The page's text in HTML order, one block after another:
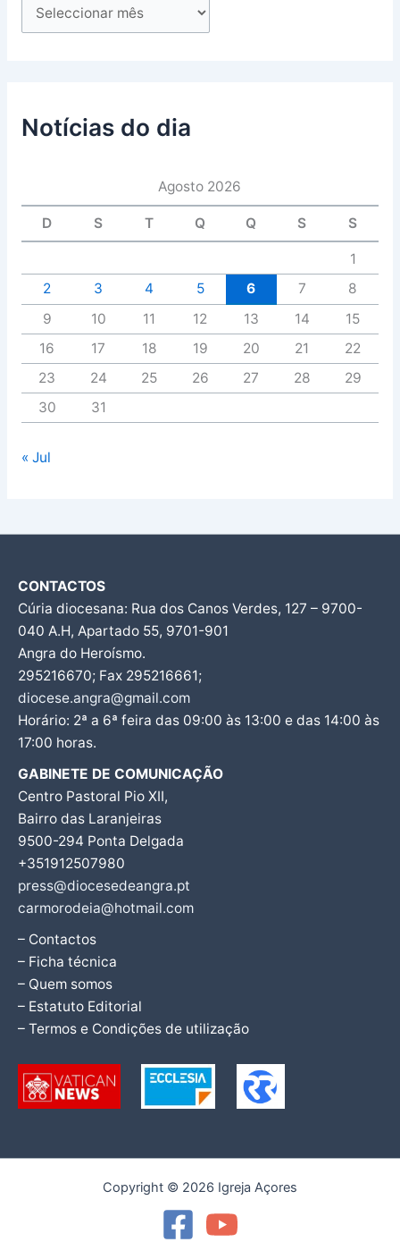
Notícias do dia
Agosto 2026
D S T Q Q S S
1
2
3 4 5 6 7
8
9
10 11 12 13 14
15
16
17 18 19 20 21
22
23
24 25 26 27 28
29
30
31
« Jul
CONTACTOS
Cúria diocesana: Rua dos Canos Verdes, 127 – 9700-
040 A.H, Apartado 55, 9701-901
Angra do Heroísmo.
295216670; Fax 295216661;
diocese.angra@gmail.com
Horário: 2ª a 6ª feira das 09:00 às 13:00 e das 14:00 às
17:00 horas.
GABINETE DE COMUNICAÇÃO
Centro Pastoral Pio XII,
Bairro das Laranjeiras
9500-294 Ponta Delgada
+351912507980
press@diocesedeangra.pt
carmorodeia@hotmail.com
– Contactos
– Ficha técnica
– Quem somos
– Estatuto Editorial
– Termos e Condições de utilização
Copyright © 2026 Igreja Açores